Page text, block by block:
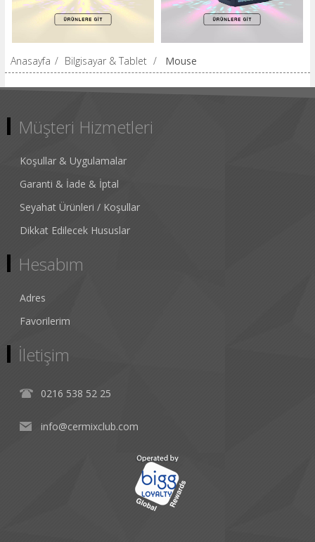
Anasayfa / Bilgisayar & Tablet / Mouse
Müşteri Hizmetleri
Koşullar & Uygulamalar
Garanti & İade & İptal
Seyahat Ürünleri / Koşullar
Dikkat Edilecek Hususlar
Hesabım
Adres
Favorilerim
İletişim
0216 538 52 25
info@cermixclub.com